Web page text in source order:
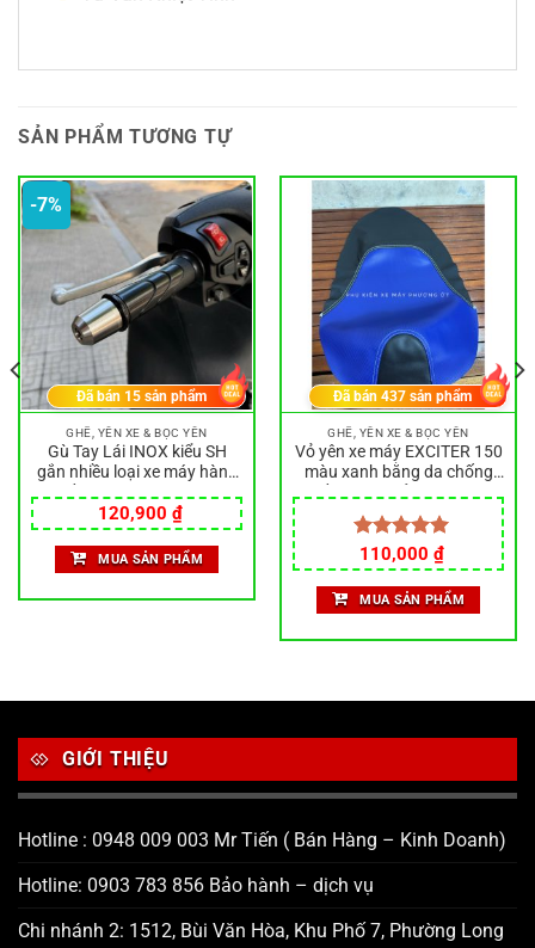
SẢN PHẨM TƯƠNG TỰ
-7%
GHẾ, YÊN XE & BỌC YÊN
Gù Tay Lái INOX kiểu SH
gắn nhiều loại xe máy hàng
Khối, Gù SHi
Giá
gốc
là:
130,000 ₫.
120,900 ₫Giá
hiện
tại
là:
120,900 ₫.
Đã bán 15sản phẩm
MUA SẢN PHẨM
GHẾ, YÊN XE & BỌC YÊN
Vỏ yên xe máy EXCITER 150
màu xanh bằng da chống
tốt
Được xếp
hạng5.00
5 sao
110,000 ₫
Đã bán437 sản phẩm
MUA SẢN PHẨM
GIỚI THIỆU
Hotline : 0948 009 003 Mr Tiến ( Bán Hàng – Kinh Doanh)
Hotline: 0903 783 856 Bảo hành – dịch vụ
Chi nhánh 2: 1512, Bùi Văn Hòa, Khu Phố 7, Phường Long